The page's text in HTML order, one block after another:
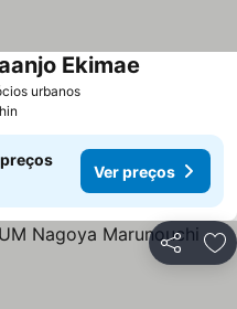
urbanos
Ekimae
Ver preços
Partilhar